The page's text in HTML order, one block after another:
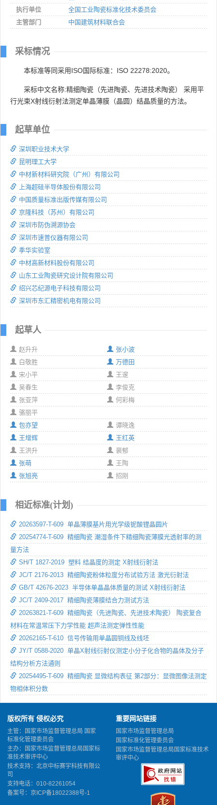
执行单位
全国工业陶瓷标准化技术委员会
主管部门
中国建筑材料联合会
采标情况
本标准等同采用ISO国际标准：ISO 22278:2020。
采标中文名称:精细陶瓷（先进陶瓷、先进技术陶瓷） 采用平
行光束X射线衍射法测定单晶薄膜（晶圆）结晶质量的方法。
起草单位
深圳职业技术大学
昆明理工大学
中材新材料研究院（广州）有限公司
上海超硅半导体股份有限公司
中国质量标准出版传媒有限公司
京隆科技（苏州）有限公司
深圳市防伪溯源协会
深圳市速普仪器有限公司
季华实验室
中材高新材料股份有限公司
山东工业陶瓷研究设计院有限公司
绍兴芯纪源电子科技有限公司
深圳市东汇精密机电有限公司
起草人
赵升升
张小波
白敬胜
万德田
宋小平
王邃
吴春生
李俊克
张亚萍
何彩梅
骆丽平
包亦望
谭晓逸
王增辉
王红英
王洪升
裴郁
张萌
王陶
张旭亮
招刚
相近标准(计划)
20263597-T-609 单晶薄膜基片用光学级铌酸锂晶圆片
20254774-T-609 精细陶瓷 潮湿条件下精细陶瓷薄膜光透射率的测
量方法
SH/T 1827-2019 塑料 结晶度的测定 X射线衍射法
JC/T 2176-2013 精细陶瓷粉体粒度分布试验方法 激光衍射法
GB/T 42676-2023 半导体单晶晶体质量的测试 X射线衍射法
JC/T 2409-2017 精细陶瓷薄膜结合力测试方法
20263821-T-609 精细陶瓷（先进陶瓷、先进技术陶瓷） 陶瓷复合
材料在常温常压下力学性能 超声法测定弹性性能
20262165-T-610 信号传输用单晶圆铜线及线坯
JY/T 0588-2020 单晶X射线衍射仪测定小分子化合物的晶体及分子
结构分析方法通则
20254495-T-609 精细陶瓷 显微结构表征 第2部分：显微图像法测定
物相体积分数
版权所有 侵权必究
主管：国家市场监督管理总局 国家
标准化管理委员会
主办：国家市场监督管理总局国家标
准技术审评中心
技术支持：北京中标赛宇科技有限公
司
支持电话：010-82261054
备案号： 京ICP备18022388号-1
重要网站链接
国家市场监督管理总局
国家标准化管理委员会
国家市场监督管理总局国家标准技术
审评中心